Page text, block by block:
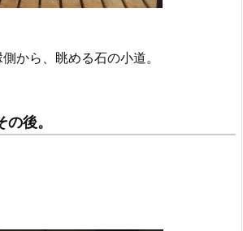
から、眺める石の小道。
後。